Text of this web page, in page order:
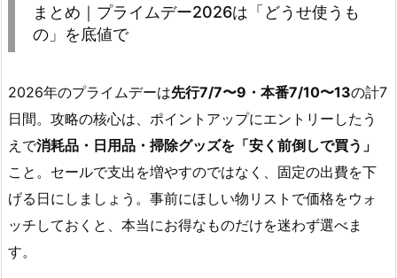
まとめ｜プライムデー2026は「どうせ使うも
の」を底値で
2026年のプライムデーは先行7/7〜9・本番7/10〜13の計7
日間。攻略の核心は、ポイントアップにエントリーしたう
えで消耗品・日用品・掃除グッズを「安く前倒しで買う」
こと。セールで支出を増やすのではなく、固定の出費を下
げる日にしましょう。事前にほしい物リストで価格をウォ
ッチしておくと、本当にお得なものだけを迷わず選べま
す。